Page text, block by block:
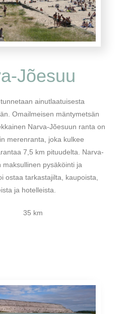
Jõesuu
ainutlaatuisesta
Omailmeisen mäntymetsän
Narva-Jõesuun ranta on
merenranta, joka kulkee
7,5 km pituudelta. Narva-
maksullinen pysäköinti ja
ostaa tarkastajilta, kaupoista,
ja hotelleista.
35 km